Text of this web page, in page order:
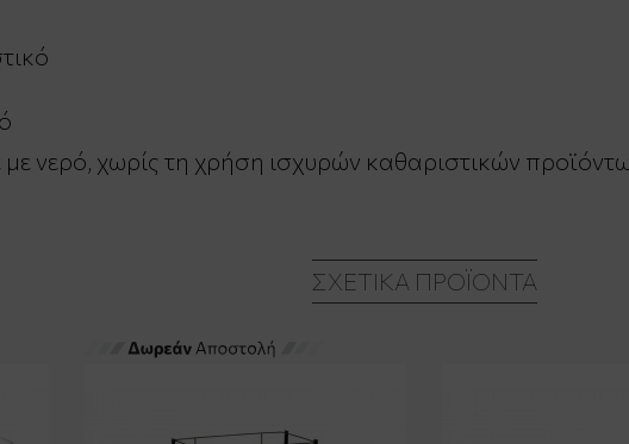
νερό, χωρίς τη χρήση ισχυρών καθαριστικών
ΣΧΕΤΙΚΆ ΠΡΟΪΌΝΤΑ